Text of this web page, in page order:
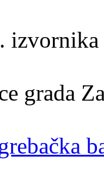
grada